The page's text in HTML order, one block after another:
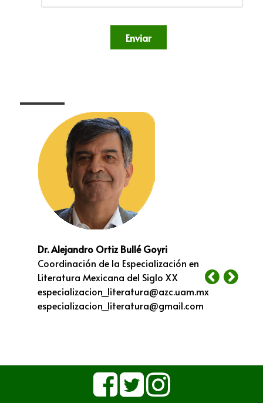
Enviar
Dr. Alejandro Ortiz Bullé Goyri
Coordinación de la Especialización en
Literatura Mexicana del Siglo XX
especializacion_literatura@azc.uam.mx
especializacion_literatura@gmail.com